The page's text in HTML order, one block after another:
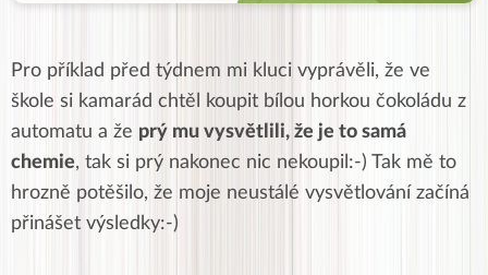
Pro příklad před týdnem mi kluci vyprávěli, že ve
škole si kamarád chtěl koupit bílou horkou čokoládu z
automatu a že prý mu vysvětlili, že je to samá
chemie, tak si prý nakonec nic nekoupil:-) Tak mě to
hrozně potěšilo, že moje neustálé vysvětlování začíná
přinášet výsledky:-)